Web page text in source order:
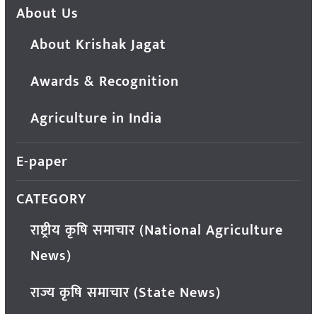
About Us
About Krishak Jagat
Awards & Recognition
Agriculture in India
E-paper
CATEGORY
राष्ट्रीय कृषि समाचार (National Agriculture
News)
राज्य कृषि समाचार (State News)